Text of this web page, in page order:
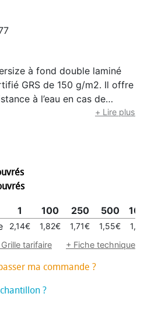
à fond double laminé
GRS de 150 g/m2. Il offre
à l’eau en cas de
compartiment principal
poignées renforcées et
kg, il offre une option
courses, les sorties à la
les virées du week-end.
+ Lire plus
1 100 250 500
2,14€ 1,82€ 1,71€ 1,55€
tarifaire
+ Fiche technique
ma commande ?
?